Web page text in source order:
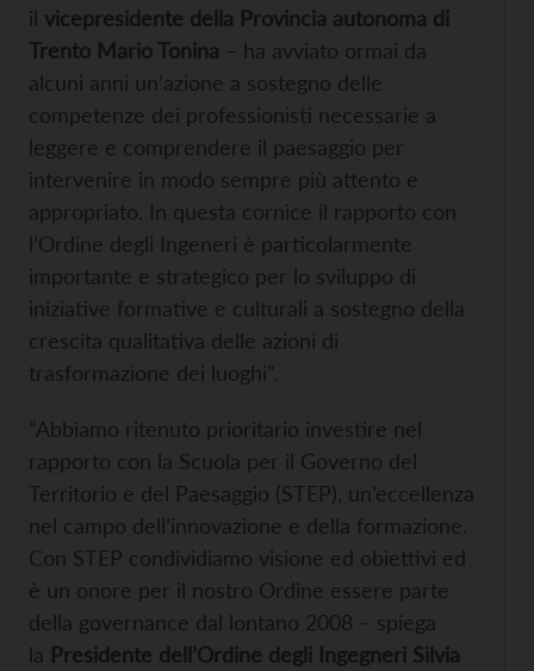
il vicepresidente della Provincia autonoma di
Trento Mario Tonina – ha avviato ormai da
alcuni anni un’azione a sostegno delle
competenze dei professionisti necessarie a
leggere e comprendere il paesaggio per
intervenire in modo sempre più attento e
appropriato. In questa cornice il rapporto con
l’Ordine degli Ingeneri è particolarmente
importante e strategico per lo sviluppo di
iniziative formative e culturali a sostegno della
crescita qualitativa delle azioni di
trasformazione dei luoghi”.
“Abbiamo ritenuto prioritario investire nel
rapporto con la Scuola per il Governo del
Territorio e del Paesaggio (STEP), un’eccellenza
nel campo dell’innovazione e della formazione.
Con STEP condividiamo visione ed obiettivi ed
è un onore per il nostro Ordine essere parte
della governance dal lontano 2008 – spiega
la Presidente dell’Ordine degli Ingegneri Silvia